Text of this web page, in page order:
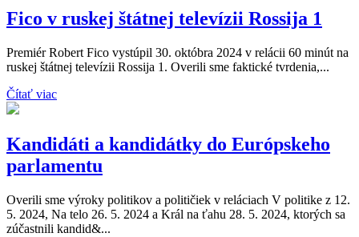
Fico v ruskej štátnej televízii Rossija 1
Premiér Robert Fico vystúpil 30. októbra 2024 v relácii 60 minút na
ruskej štátnej televízii Rossija 1. Overili sme faktické tvrdenia,...
Čítať viac
Kandidáti a kandidátky do Európskeho
parlamentu
Overili sme výroky politikov a političiek v reláciach V politike z 12.
5. 2024, Na telo 26. 5. 2024 a Král na ťahu 28. 5. 2024, ktorých sa
zúčastnili kandid&...